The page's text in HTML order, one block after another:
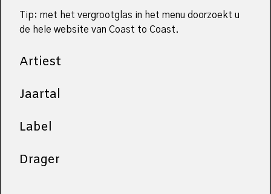
Tip: met het vergrootglas in het menu doorzoekt u
de hele website van Coast to Coast.
Artiest
Jaartal
Label
Drager